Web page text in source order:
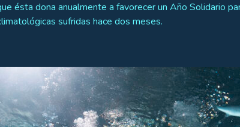
ésta dona anualmente a favorecer un Año Solidario
sufridas hace dos meses.